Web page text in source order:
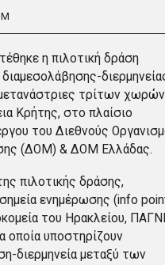
η πιλοτική δράση
διαμεσολάβησης-
τρίτων
Κρήτης, στο πλαίσιο
του Διεθνούς
(ΔΟΜ) & ΔΟΜ Ελλάδας.
πιλοτικής δράσης,
ενημέρωσης (info
του Ηρακλείου,
οποία υποστηρίζουν
διερμηνεία μεταξύ των